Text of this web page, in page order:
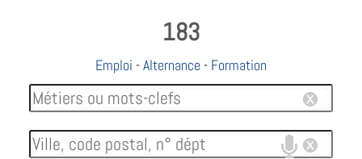
183
Emploi -Alternance - Formation